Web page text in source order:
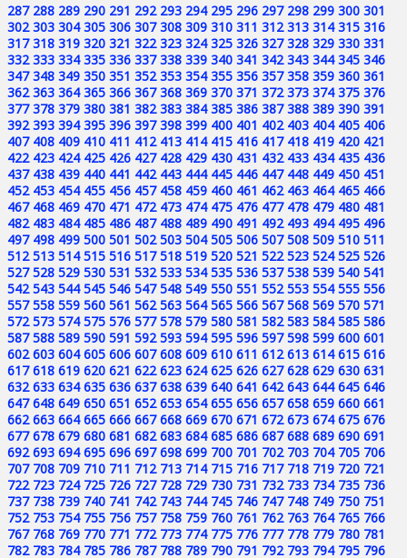
287 288 289 290 291 292 293 294 295 296 297 298 299 300 301
302 303 304 305 306 307 308 309 310 311 312 313 314 315 316
317 318 319 320 321 322 323 324 325 326 327 328 329 330 331
332 333 334 335 336 337 338 339 340 341 342 343 344 345 346
347 348 349 350 351 352 353 354 355 356 357 358 359 360 361
362 363 364 365 366 367 368 369 370 371 372 373 374 375 376
377 378 379 380 381 382 383 384 385 386 387 388 389 390 391
392 393 394 395 396 397 398 399 400 401 402 403 404 405 406
407 408 409 410 411 412 413 414 415 416 417 418 419 420 421
422 423 424 425 426 427 428 429 430 431 432 433 434 435 436
437 438 439 440 441 442 443 444 445 446 447 448 449 450 451
452 453 454 455 456 457 458 459 460 461 462 463 464 465 466
467 468 469 470 471 472 473 474 475 476 477 478 479 480 481
482 483 484 485 486 487 488 489 490 491 492 493 494 495 496
497 498 499 500 501 502 503 504 505 506 507 508 509 510 511
512 513 514 515 516 517 518 519 520 521 522 523 524 525 526
527 528 529 530 531 532 533 534 535 536 537 538 539 540 541
542 543 544 545 546 547 548 549 550 551 552 553 554 555 556
557 558 559 560 561 562 563 564 565 566 567 568 569 570 571
572 573 574 575 576 577 578 579 580 581 582 583 584 585 586
587 588 589 590 591 592 593 594 595 596 597 598 599 600 601
602 603 604 605 606 607 608 609 610 611 612 613 614 615 616
617 618 619 620 621 622 623 624 625 626 627 628 629 630 631
632 633 634 635 636 637 638 639 640 641 642 643 644 645 646
647 648 649 650 651 652 653 654 655 656 657 658 659 660 661
662 663 664 665 666 667 668 669 670 671 672 673 674 675 676
677 678 679 680 681 682 683 684 685 686 687 688 689 690 691
692 693 694 695 696 697 698 699 700 701 702 703 704 705 706
707 708 709 710 711 712 713 714 715 716 717 718 719 720 721
722 723 724 725 726 727 728 729 730 731 732 733 734 735 736
737 738 739 740 741 742 743 744 745 746 747 748 749 750 751
752 753 754 755 756 757 758 759 760 761 762 763 764 765 766
767 768 769 770 771 772 773 774 775 776 777 778 779 780 781
782 783 784 785 786 787 788 789 790 791 792 793 794 795 796